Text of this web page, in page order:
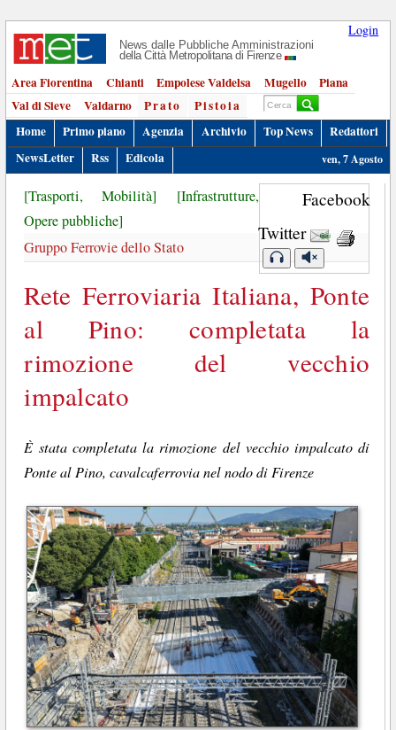
Login
News dalle Pubbliche Amministrazioni
della Città Metropolitana di Firenze
Area Fiorentina Chianti Empolese Valdelsa Mugello
Piana
Val di Sieve
Valdarno Prato
Pistoia
Home
Primo piano Agenzia Archivio Top News
Redattori
NewsLetter
Rss Edicola ven, 7 Agosto
Facebook
Twitter
[Trasporti, Mobilità]
[Infrastrutture,
Opere pubbliche]
Gruppo Ferrovie dello Stato
Rete Ferroviaria Italiana, Ponte
al Pino: completata la
rimozione del vecchio
impalcato
È stata completata la rimozione del vecchio impalcato di
Ponte al Pino, cavalcaferrovia nel nodo di Firenze